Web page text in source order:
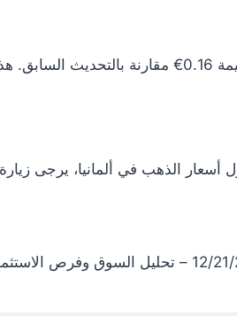
أسعار الذهب في ألمانيا، يرجى زيارة